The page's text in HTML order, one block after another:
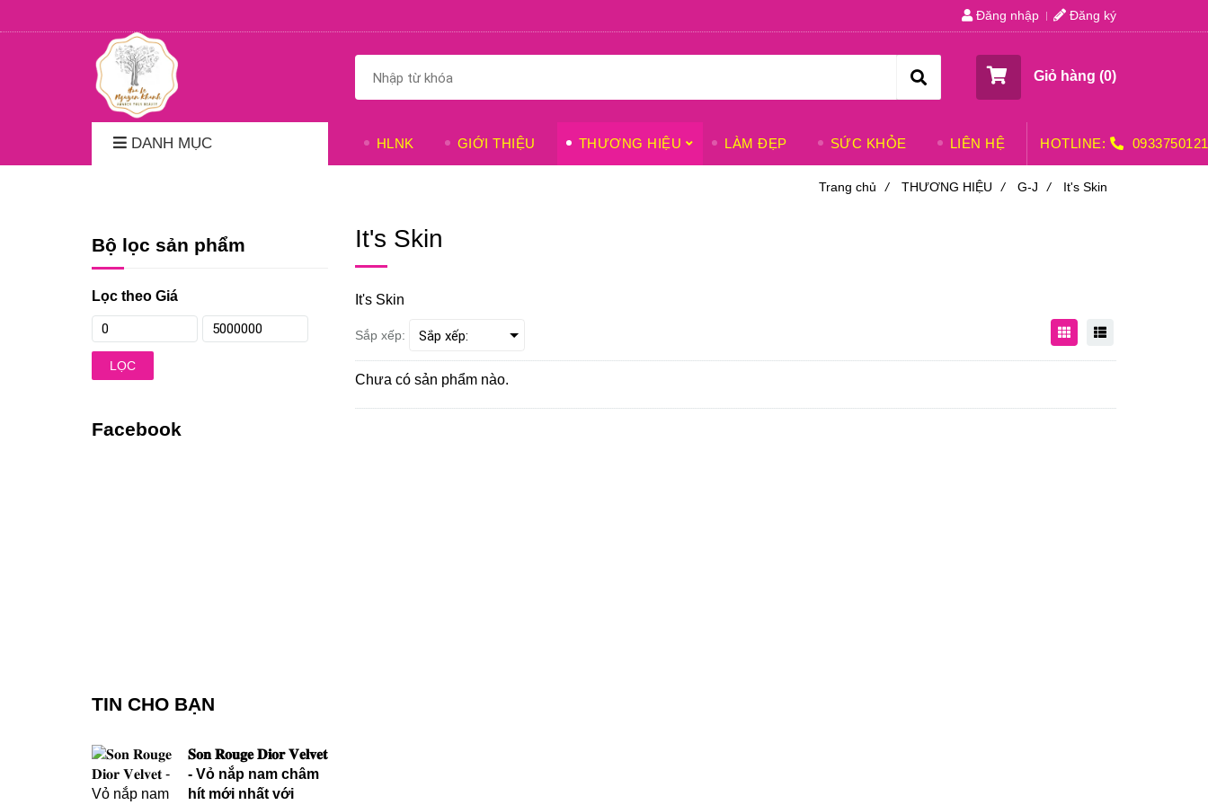
Đăng nhập Đăng ký
Giỏ hàng (0)
DANH MỤC HLNK GIỚI THIỆU THƯƠNG HIỆU LÀM ĐẸP SỨC KHỎE LIÊN HỆ HOTLINE: 0933750121
Trang chủ / THƯƠNG HIỆU / G-J / It's Skin
It's Skin
It's Skin
Sắp xếp:
Chưa có sản phẩm nào.
Bộ lọc sản phẩm
Lọc theo Giá
LỌC
Facebook
TIN CHO BẠN
𝐒𝐨𝐧 𝐑𝐨𝐮𝐠𝐞 𝐃𝐢𝐨𝐫 𝐕𝐞𝐥𝐯𝐞𝐭
- Vỏ nắp nam châm
hít mới nhất với